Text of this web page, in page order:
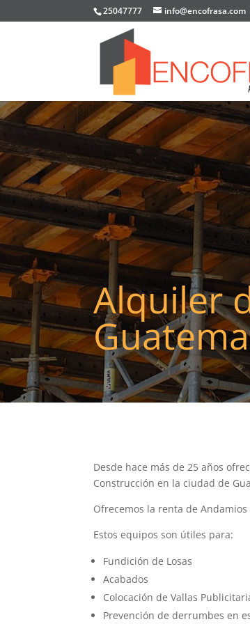
25047777 info@encofrasa.com
Alquiler
Desde hace más de 25 años
Construcción en la ciudad de
Ofrecemos la renta de
Estos equipos son útiles para:
Fundición de Losas
Acabados
Colocación de Vallas
Prevención de derrumbes en